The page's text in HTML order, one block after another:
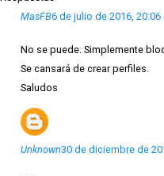
MasFB6 de julio de 2016, 20:06
No se puede. Simplemente
Se cansará de crear perfiles.
Saludos
Unknown30 de diciembre de